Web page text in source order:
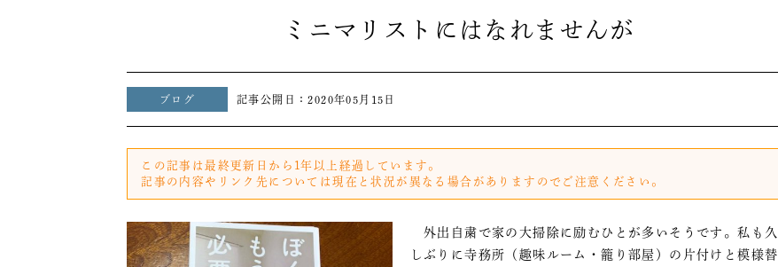
ミニマリストにはなれませんが
ブログ 記事公開日：2020年05月15日
この記事は最終更新日から1年以上経過しています。
記事の内容やリンク先については現在と状況が異なる場合がありますのでご注意ください。
外出自粛で家の大掃除に励むひとが多いそうです。私も久
しぶりに寺務所（趣味ルーム・籠り部屋）の片付けと模様替